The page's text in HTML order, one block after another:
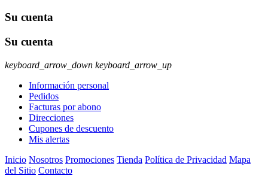
Su cuenta
Su cuenta
keyboard_arrow_down keyboard_arrow_up
Información personal
Pedidos
Facturas por abono
Direcciones
Cupones de descuento
Mis alertas
Inicio Nosotros Promociones Tienda Política de Privacidad Mapa
del Sitio Contacto